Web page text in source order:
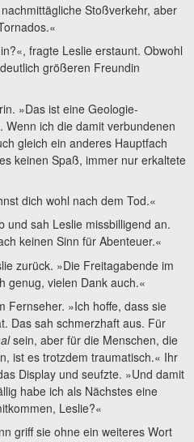
Stoßverkehr, aber
fragte Leslie erstaunt. Obwohl
größeren Freundin
»Das ist eine Geologie-
Wenn ich die damit verbundenen
gleich ein anderes Hauptfach
keinen Spaß, immer nur erkaltete
dich wohl nach dem Tod.«
und sah Leslie missbilligend an.
keinen Sinn für Abenteuer.«
zurück. »Die Freitagabende im
genug, vielen Dank auch.«
Fernseher. »Ich hoffe, dass sie
Das sah schmerzhaft aus. Für
sein, aber für die Menschen, die
ist es trotzdem traumatisch.« Ihr
Display und seufzte. »Und damit
habe ich als Nächstes eine
Leslie?«
griff sie ohne ein weiteres Wort